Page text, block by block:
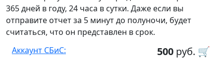
365 дней в году, 24 часа в сутки. Даже если вы
отправите отчет за 5 минут до полуночи, будет
считаться, что он представлен в срок.
500 руб. 🛒
Аккаунт СБиС: